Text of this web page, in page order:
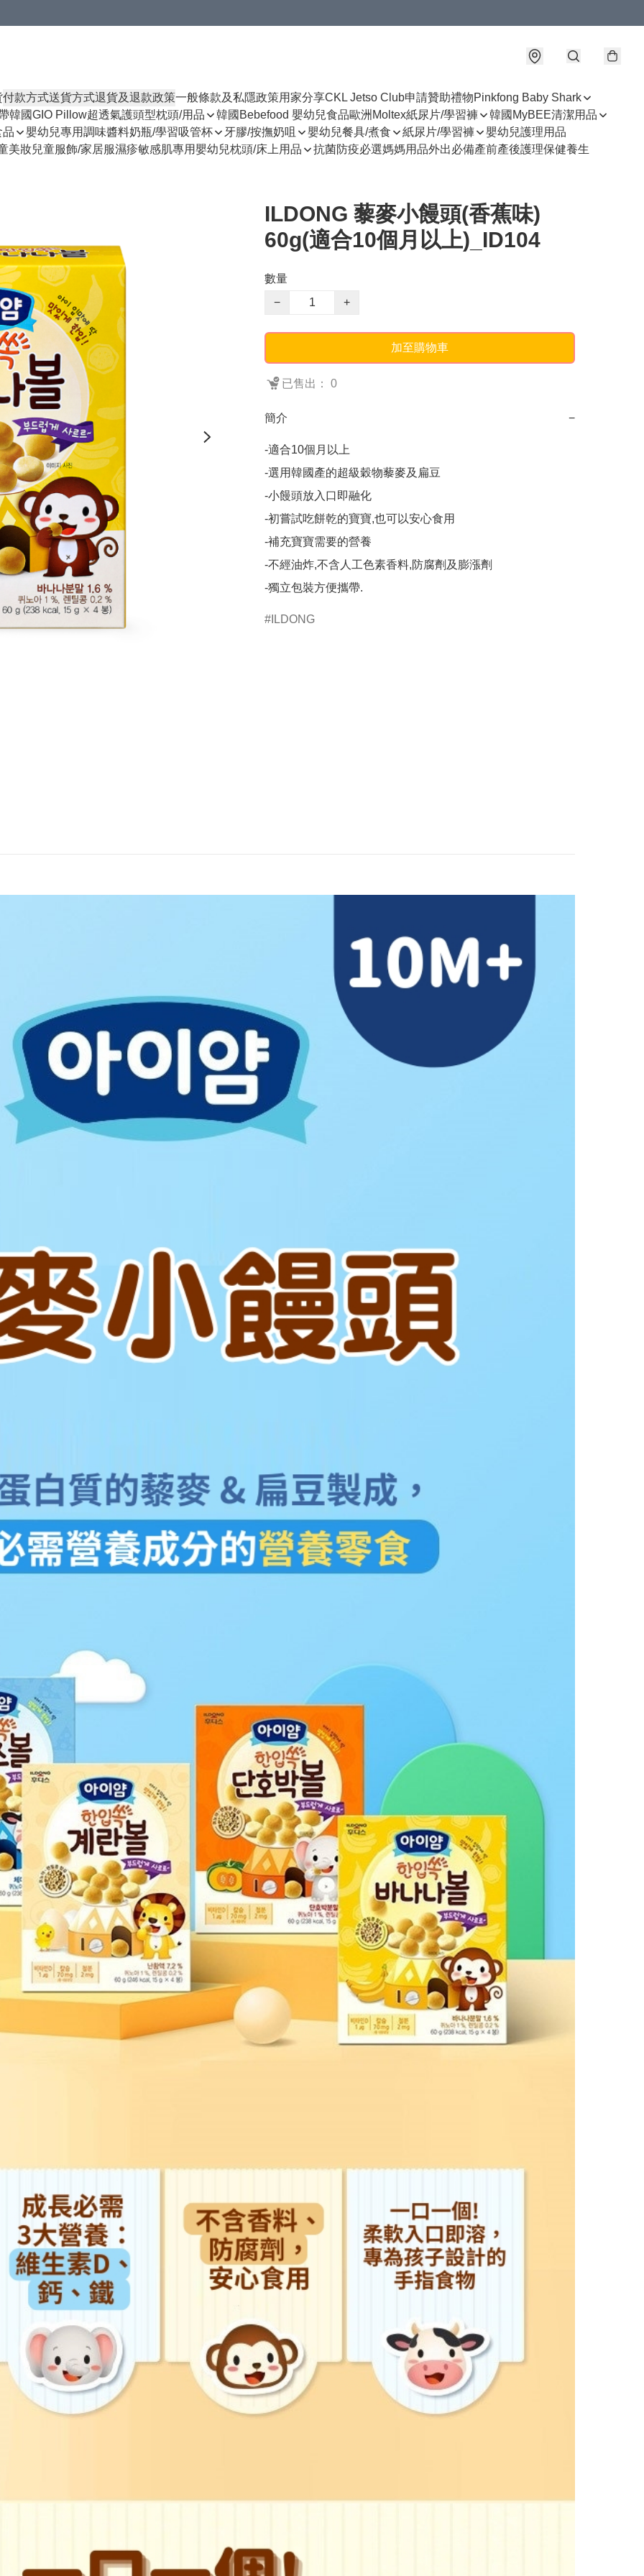
付款方式送貨方式退貨及退款政策一般條款及私隱政策用家分享CKL Jetso Club申請贊助禮物Pinkfong Baby Shark
韓國GIO Pillow超透氣護頭型枕頭/用品 韓國Bebefood 嬰幼兒食品歐洲Moltex紙尿片/學習褲
韓國MyBEE清潔用品
品
嬰幼兒專用調味醬料奶瓶/學習吸管杯 牙膠/按撫奶咀 嬰幼兒餐具/煮食 紙尿片/學習褲
嬰幼兒護理用品
美妝兒童服飾/家居服濕疹敏感肌專用嬰幼兒枕頭/床上用品 抗菌防疫必選媽媽用品外出必備產前產後護理保健養生
ILDONG 藜麥小饅頭(香蕉味)
60g(適合10個月以上)_ID104
數量
−
+
加至購物車
已售出： 0
簡介 −
-適合10個月以上
-選用韓國產的超級穀物藜麥及扁豆
-小饅頭放入口即融化
-初嘗試吃餅乾的寶寶,也可以安心食用
-補充寶寶需要的營養
-不經油炸,不含人工色素香料,防腐劑及膨漲劑
-獨立包裝方便攜帶.
ILDONG